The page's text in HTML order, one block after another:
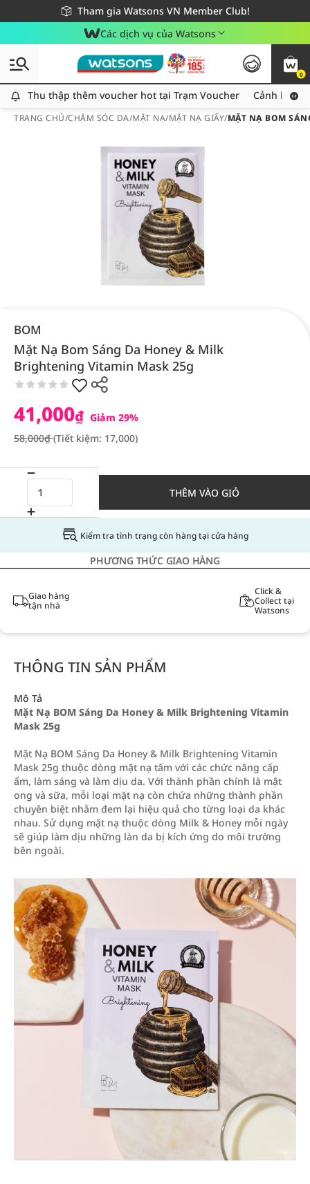
Tham gia Watsons VN Member Club!
Miễn phí giao hàng cho đơn hàng từ 249,000Đ
Giao hàng nhanh 24h - Áp dụng khu vực TP. Hồ Chí Minh
Các dịch vụ của Watsons
0
Thu thập thêm voucher hot tại Trạm Voucher
Thu thập thêm voucher hot tại Trạm Voucher Cảnh báo
TRANG CHỦ/CHĂM SÓC DA/MẶT NẠ/MẶT NẠ GIẤY/MẶT NẠ BOM
BOM
Mặt Nạ Bom Sáng Da Honey & Milk
Brightening Vitamin Mask 25g
41,000₫ Giảm 29%
58,000₫(Tiết kiệm: 17,000)
THÊM VÀO GIỎ
Kiểm tra tình trạng còn hàng tại cửa hàng
PHƯƠNG THỨC GIAO HÀNG
Giao hàng
tận nhà
Click &
Collect tại
Watsons
THÔNG TIN SẢN PHẨM
Mô Tả
Mặt Nạ BOM Sáng Da Honey & Milk Brightening Vitamin
Mask 25g
Mặt Nạ BOM Sáng Da Honey & Milk Brightening Vitamin
Mask 25g thuộc dòng mặt nạ tấm với các chức năng cấp
ẩm, làm sáng và làm dịu da. Với thành phần chính là mật
ong và sữa, mỗi loại mặt nạ còn chứa những thành phần
chuyên biệt nhằm đem lại hiệu quả cho từng loại da khác
nhau. Sử dụng mặt nạ thuộc dòng Milk & Honey mỗi ngày
sẽ giúp làm dịu những làn da bị kích ứng do môi trường
bên ngoài.